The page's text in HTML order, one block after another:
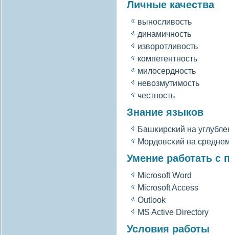
Личные качества
выносливοсть
динамичность
извοротливοсть
компетентность
милοсердность
невοзмутимость
честность
Знание языков
Башκирсκий на
Мордовсκий на
Умение работать с
Microsoft Word
Microsoft Access
Outlook
MS Active Directory
Условия работы